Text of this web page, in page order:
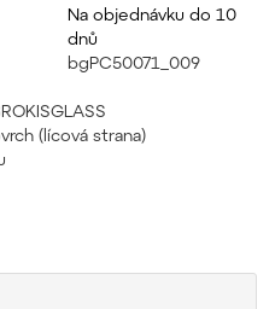
Na objednávku do 10
dnů
bgPC50071_009
(lícová strana)